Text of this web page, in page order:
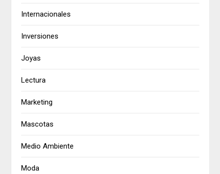
Internacionales
Inversiones
Joyas
Lectura
Marketing
Mascotas
Medio Ambiente
Moda